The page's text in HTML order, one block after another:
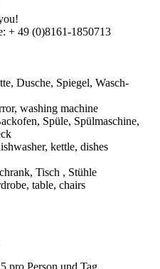
+ 49 (0)8161-1850713
Dusche, Spiegel, Wasch-
washing machine
Spüle, Spülmaschine,
kettle, dishes
Tisch , Stühle
table, chairs
pro Person und Tag.